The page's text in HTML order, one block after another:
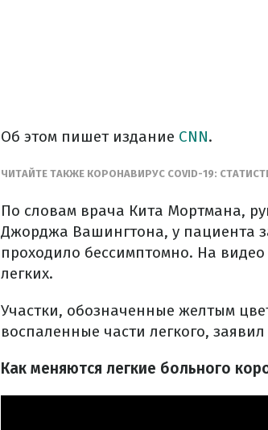
Об этом пишет издание CNN.
ЧИТАЙТЕ ТАКЖЕ КОРОНАВИРУС COVID-19:
По словам врача Кита Мортмана,
Джорджа Вашингтона, у пациента
проходило бессимптомно. На
легких.
Участки, обозначенные желтым
воспаленные части легкого,
Как меняются легкие больного